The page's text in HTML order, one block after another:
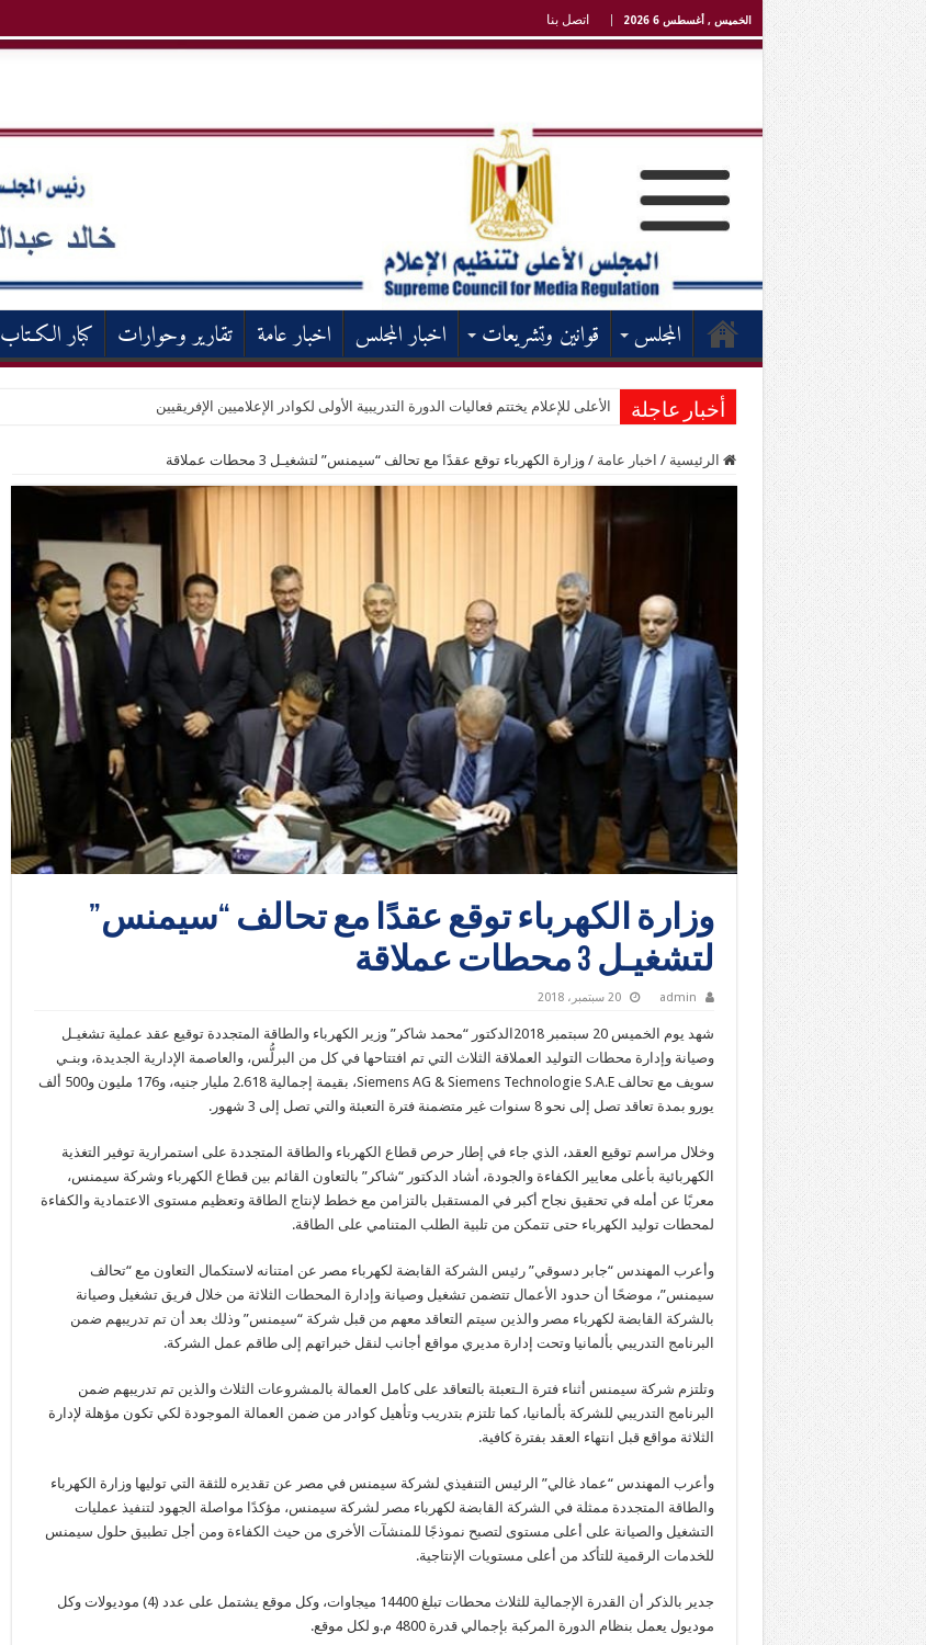
الخميس , أغسطس 6 2026 اتصل بنا
المجلس قوانين وتشريعات اخبار المجلس اخبار عامة تقارير وحوارات كبار الكـتاب
أخبار عاجلة الأعلى للإعلام يختتم فعاليات الدورة التدريبية الأولى لكوادر الإعلاميين الإفريقيين
الرئيسية / اخبار عامة / وزارة الكهرباء توقع عقدًا مع تحالف “سيمنس” لتشغيـل 3 محطات عملاقة
وزارة الكهرباء توقع عقدًا مع تحالف “سيمنس”
لتشغيـل 3 محطات عملاقة
admin 20 سبتمبر، 2018
شهد يوم الخميس 20 سبتمبر 2018الدكتور “محمد شاكر” وزير الكهرباء والطاقة المتجددة توقيع عقد عملية تشغيـل
وصيانة وإدارة محطات التوليد العملاقة الثلاث التي تم افتتاحها في كل من البرلُّس، والعاصمة الإدارية الجديدة، وبنـي
سويف مع تحالف Siemens AG & Siemens Technologie S.A.E، بقيمة إجمالية 2.618 مليار جنيه، و176 مليون و500 ألف
يورو بمدة تعاقد تصل إلى نحو 8 سنوات غير متضمنة فترة التعبئة والتي تصل إلى 3 شهور.
وخلال مراسم توقيع العقد، الذي جاء في إطار حرص قطاع الكهرباء والطاقة المتجددة على استمرارية توفير التغذية
الكهربائية بأعلى معايير الكفاءة والجودة، أشاد الدكتور “شاكر” بالتعاون القائم بين قطاع الكهرباء وشركة سيمنس،
معربًا عن أمله في تحقيق نجاح أكبر في المستقبل بالتزامن مع خطط لإنتاج الطاقة وتعظيم مستوى الاعتمادية والكفاءة
لمحطات توليد الكهرباء حتى تتمكن من تلبية الطلب المتنامي على الطاقة.
وأعرب المهندس “جابر دسوقي” رئيس الشركة القابضة لكهرباء مصر عن امتنانه لاستكمال التعاون مع “تحالف
سيمنس”، موضحًا أن حدود الأعمال تتضمن تشغيل وصيانة وإدارة المحطات الثلاثة من خلال فريق تشغيل وصيانة
بالشركة القابضة لكهرباء مصر والذين سيتم التعاقد معهم من قبل شركة “سيمنس” وذلك بعد أن تم تدريبهم ضمن
البرنامج التدريبي بألمانيا وتحت إدارة مديري مواقع أجانب لنقل خبراتهم إلى طاقم عمل الشركة.
وتلتزم شركة سيمنس أثناء فترة الـتعبئة بالتعاقد على كامل العمالة بالمشروعات الثلاث والذين تم تدريبهم ضمن
البرنامج التدريبي للشركة بألمانيا، كما تلتزم بتدريب وتأهيل كوادر من ضمن العمالة الموجودة لكي تكون مؤهلة لإدارة
الثلاثة مواقع قبل انتهاء العقد بفترة كافية.
وأعرب المهندس “عماد غالي” الرئيس التنفيذي لشركة سيمنس في مصر عن تقديره للثقة التي توليها وزارة الكهرباء
والطاقة المتجددة ممثلة في الشركة القابضة لكهرباء مصر لشركة سيمنس، مؤكدًا مواصلة الجهود لتنفيذ عمليات
التشغيل والصيانة على أعلى مستوى لتصبح نموذجًا للمنشآت الأخرى من حيث الكفاءة ومن أجل تطبيق حلول سيمنس
للخدمات الرقمية للتأكد من أعلى مستويات الإنتاجية.
جدير بالذكر أن القدرة الإجمالية للثلاث محطات تبلغ 14400 ميجاوات، وكل موقع يشتمل على عدد (4) موديولات وكل
موديول يعمل بنظام الدورة المركبة بإجمالي قدرة 4800 م.و لكل موقع.